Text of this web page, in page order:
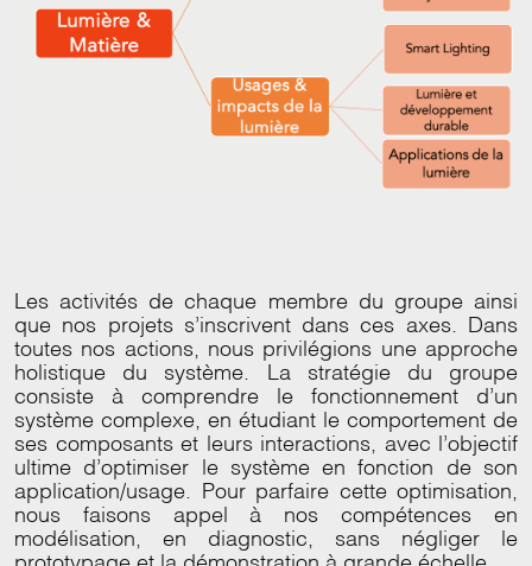
Les activités de chaque membre du groupe ainsi
que nos projets s’inscrivent dans ces axes. Dans
toutes nos actions, nous privilégions une approche
holistique du système. La stratégie du groupe
consiste à comprendre le fonctionnement d’un
système complexe, en étudiant le comportement de
ses composants et leurs interactions, avec l’objectif
ultime d’optimiser le système en fonction de son
application/usage. Pour parfaire cette optimisation,
nous faisons appel à nos compétences en
modélisation, en diagnostic, sans négliger le
prototypage et la démonstration à grande échelle.